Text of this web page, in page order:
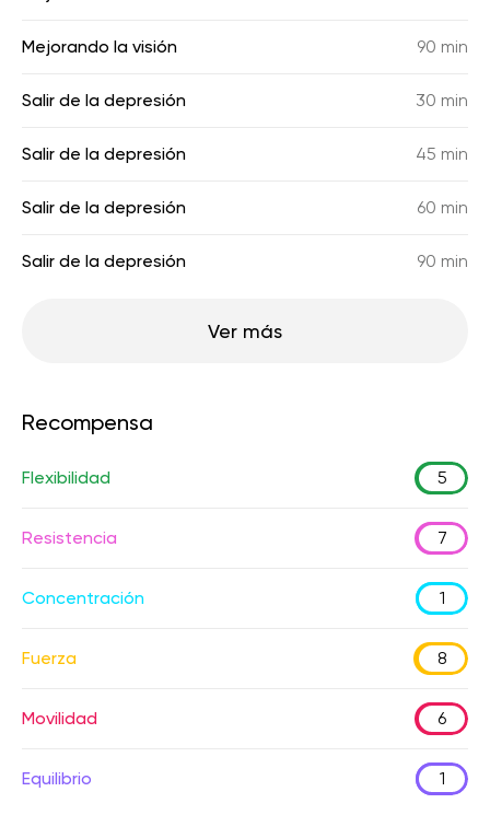
Mejorando la visión 90 min
Salir de la depresión 30 min
Salir de la depresión 45 min
Salir de la depresión 60 min
Salir de la depresión 90 min
Ver más
Recompensa
Flexibilidad 5
Resistencia 7
Concentración 1
Fuerza 8
Movilidad 6
Equilibrio 1